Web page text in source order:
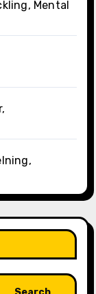
Mental